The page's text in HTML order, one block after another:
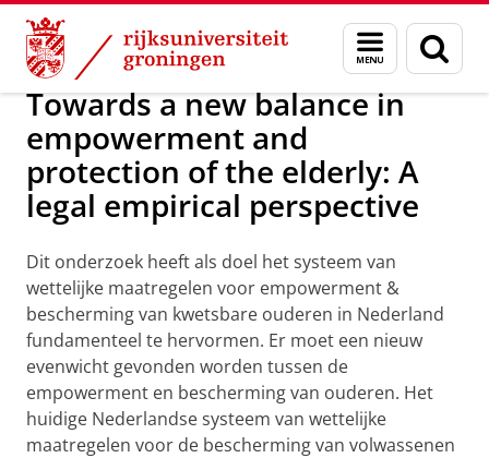
Skip
Content
Skip
Navigation
Menu
en
zoeken
Over ons Consortiumprojecten
Towards a new balance in
empowerment and
protection of the elderly: A
legal empirical perspective
Dit onderzoek heeft als doel het systeem van
wettelijke maatregelen voor empowerment &
bescherming van kwetsbare ouderen in Nederland
fundamenteel te hervormen. Er moet een nieuw
evenwicht gevonden worden tussen de
empowerment en bescherming van ouderen. Het
huidige Nederlandse systeem van wettelijke
maatregelen voor de bescherming van volwassenen